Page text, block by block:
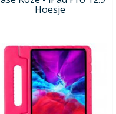
Hoesje